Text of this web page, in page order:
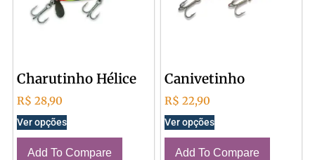
Charutinho Hélice
R$ 28,90
Ver opções
Add To Compare
Canivetinho
R$ 22,90
Ver opções
Add To Compare